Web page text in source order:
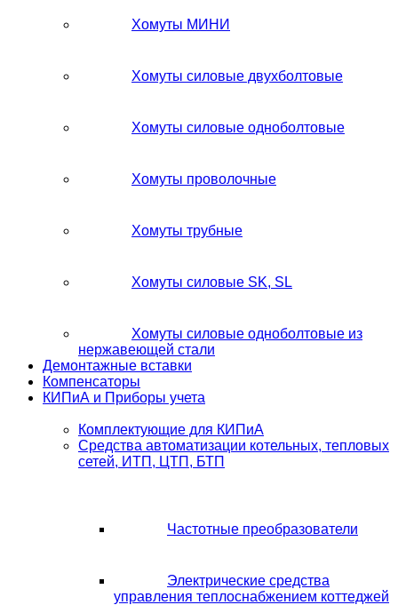
Хомуты МИНИ
Хомуты силовые двухболтовые
Хомуты силовые одноболтовые
Хомуты проволочные
Хомуты трубные
Хомуты силовые SK, SL
Хомуты силовые одноболтовые из
нержавеющей стали
Демонтажные вставки
Компенсаторы
КИПиА и Приборы учета
Комплектующие для КИПиА
Средства автоматизации котельных, тепловых
сетей, ИТП, ЦТП, БТП
Частотные преобразователи
Электрические средства
управления теплоснабжением коттеджей